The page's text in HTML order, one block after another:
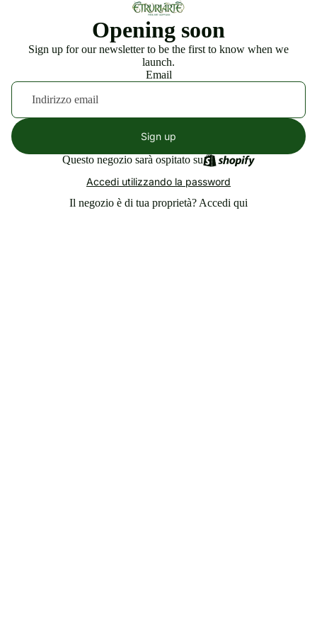
Opening soon
Sign up for our newsletter to be the first to know when we
launch.
Email
Sign up
Questo negozio sarà ospitato su
Accedi utilizzando la password
Il negozio è di tua proprietà? Accedi qui